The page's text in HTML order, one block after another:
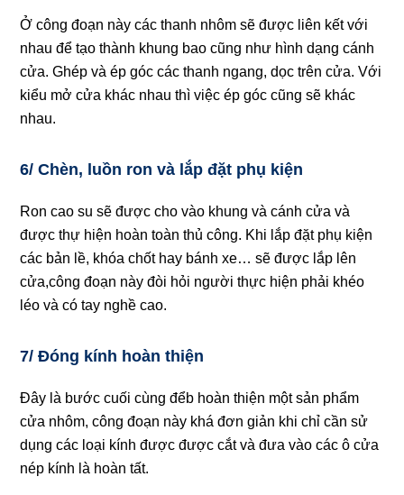
Ở công đoạn này các thanh nhôm sẽ được liên kết với
nhau để tạo thành khung bao cũng như hình dạng cánh
cửa. Ghép và ép góc các thanh ngang, dọc trên cửa. Với
kiểu mở cửa khác nhau thì việc ép góc cũng sẽ khác
nhau.
6/ Chèn, luồn ron và lắp đặt phụ kiện
Ron cao su sẽ được cho vào khung và cánh cửa và
được thự hiện hoàn toàn thủ công. Khi lắp đặt phụ kiện
các bản lề, khóa chốt hay bánh xe… sẽ được lắp lên
cửa,công đoạn này đòi hỏi người thực hiện phải khéo
léo và có tay nghề cao.
7/ Đóng kính hoàn thiện
Đây là bước cuối cùng đểb hoàn thiện một sản phẩm
cửa nhôm, công đoạn này khá đơn giản khi chỉ cần sử
dụng các loại kính được được cắt và đưa vào các ô cửa
nép kính là hoàn tất.